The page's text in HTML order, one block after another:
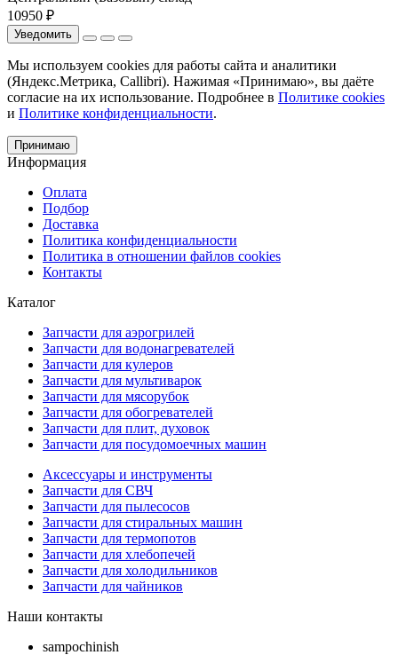
10950 ₽
Уведомить
Мы используем cookies для работы сайта и аналитики
(Яндекс.Метрика, Callibri). Нажимая «Принимаю», вы даёте
согласие на их использование. Подробнее в Политике cookies
и Политике конфиденциальности.
Принимаю
Информация
Оплата
Подбор
Доставка
Политика конфиденциальности
Политика в отношении файлов cookies
Контакты
Каталог
Запчасти для аэрогрилей
Запчасти для водонагревателей
Запчасти для кулеров
Запчасти для мультиварок
Запчасти для мясорубок
Запчасти для обогревателей
Запчасти для плит, духовок
Запчасти для посудомоечных машин
Аксессуары и инструменты
Запчасти для СВЧ
Запчасти для пылесосов
Запчасти для стиральных машин
Запчасти для термопотов
Запчасти для хлебопечей
Запчасти для холодильников
Запчасти для чайников
Наши контакты
sampochinish